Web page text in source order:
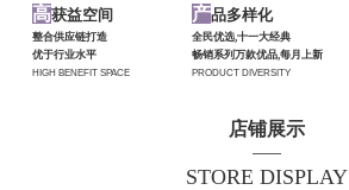
高获益空间
整合供应链打造
优于行业水平
HIGH BENEFIT SPACE
产品多样化
全民优选,十一大经典
畅销系列万款优品,每月上新
PRODUCT DIVERSITY
店铺展示
——
STORE DISPLAY